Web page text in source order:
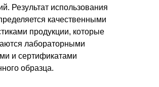
Результат использования
качественными
продукции, которые
лабораторными
и сертификатами
образца.